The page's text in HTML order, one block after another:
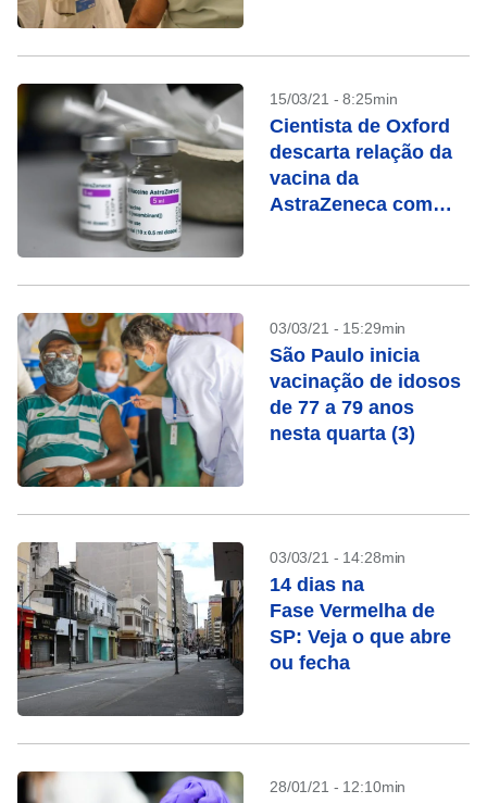
15/03/21 - 8:25min
Cientista de Oxford
descarta relação da
vacina da
AstraZeneca com
03/03/21 - 15:29min
São Paulo inicia
vacinação de idosos
de 77 a 79 anos
nesta quarta (3)
03/03/21 - 14:28min
14 dias na
Fase Vermelha de
SP: Veja o que abre
ou fecha
28/01/21 - 12:10min